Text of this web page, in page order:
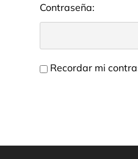
Contraseña:
Recordar mi